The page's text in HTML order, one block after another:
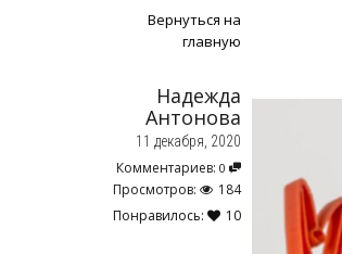
Вернуться на
главную
Надежда
Антонова
11 декабря, 2020
Комментариев: 0
Просмотров:
184
Понравилось:
10